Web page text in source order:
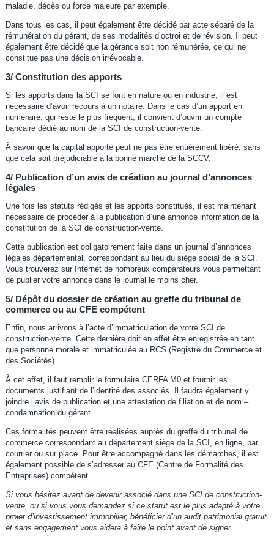
maladie, décès ou force majeure par exemple.
Dans tous les cas, il peut également être décidé par acte séparé de la
rémunération du gérant, de ses modalités d’octroi et de révision. Il peut
également être décidé que la gérance soit non rémunérée, ce qui ne
constitue pas une décision irrévocable.
3/ Constitution des apports
Si les apports dans la SCI se font en nature ou en industrie, il est
nécessaire d’avoir recours à un notaire. Dans le cas d’un apport en
numéraire, qui reste le plus fréquent, il convient d’ouvrir un compte
bancaire dédié au nom de la SCI de construction-vente.
À savoir que la capital apporté peut ne pas être entièrement libéré, sans
que cela soit préjudiciable à la bonne marche de la SCCV.
4/ Publication d’un avis de création au journal d’annonces
légales
Une fois les statuts rédigés et les apports constitués, il est maintenant
nécessaire de procéder à la publication d’une annonce information de la
constitution de la SCI de construction-vente.
Cette publication est obligatoirement faite dans un journal d’annonces
légales départemental, correspondant au lieu du siège social de la SCI.
Vous trouverez sur Internet de nombreux comparateurs vous permettant
de publier votre annonce dans le journal le moins cher.
5/ Dépôt du dossier de création au greffe du tribunal de
commerce ou au CFE compétent
Enfin, nous arrivons à l’acte d’immatriculation de votre SCI de
construction-vente. Cette dernière doit en effet être enregistrée en tant
que personne morale et immatriculée au RCS (Registre du Commerce et
des Sociétés).
À cet effet, il faut remplir le formulaire CERFA M0 et fournir les
documents justifiant de l’identité des associés. Il faudra également y
joindre l’avis de publication et une attestation de filiation et de nom –
condamnation du gérant.
Ces formalités peuvent être réalisées auprès du greffe du tribunal de
commerce correspondant au département siège de la SCI, en ligne, par
courrier ou sur place. Pour être accompagné dans les démarches, il est
également possible de s’adresser au CFE (Centre de Formalité des
Entreprises) compétent.
Si vous hésitez avant de devenir associé dans une SCI de construction-
vente, ou si vous vous demandez si ce statut est le plus adapté à votre
projet d’investissement immobilier, bénéficier d’un audit patrimonial gratuit
et sans engagement vous aidera à faire le point avant de signer.